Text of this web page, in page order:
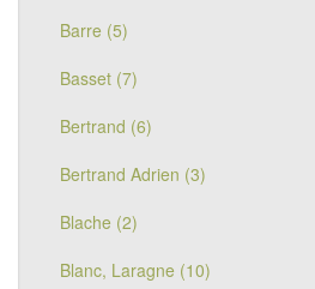
Barre (5)
Basset (7)
Bertrand (6)
Bertrand Adrien (3)
Blache (2)
Blanc, Laragne (10)